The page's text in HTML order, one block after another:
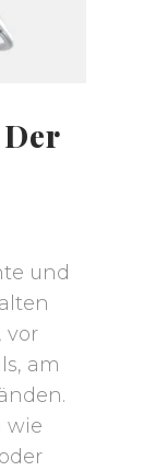
und
vor
am
wie